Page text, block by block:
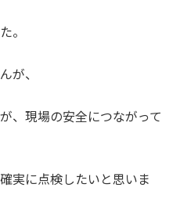
。
が、
、現場の安全につながって
実に点検したいと思いま